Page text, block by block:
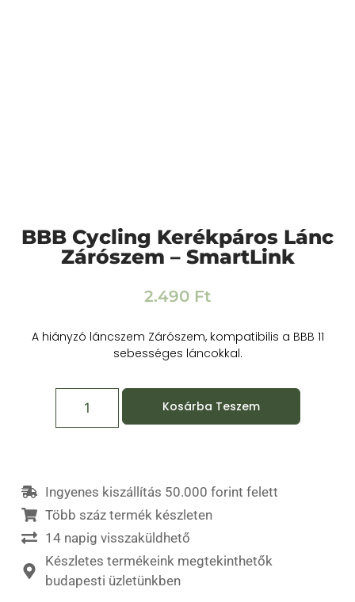
BBB Cycling Kerékpáros Lánc
Zárószem – SmartLink
2.490 Ft
A hiányzó láncszem Zárószem, kompatibilis a BBB 11
sebességes láncokkal.
Kosárba Teszem
Ingyenes kiszállítás 50.000 forint felett
Több száz termék készleten
14 napig visszaküldhető
Készletes termékeink megtekinthetők
budapesti üzletünkben